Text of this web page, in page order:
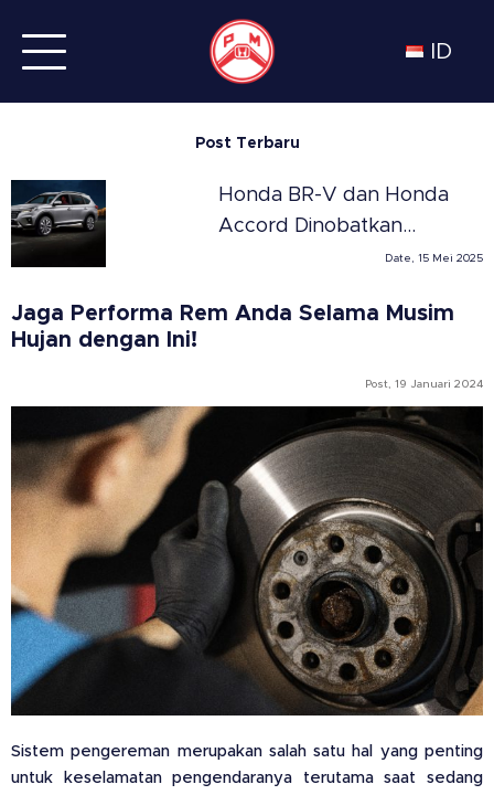
ID
Jaga Performa Rem Anda Selama Musim
Hujan dengan Ini!
Post, 19 Januari 2024
Sistem pengereman merupakan salah satu hal yang penting
untuk keselamatan pengendaranya terutama saat sedang
Post Terbaru
Honda BR-V dan Honda
Accord Dinobatkan
Sebagai SUV dan Sedan
Meksiko versi Automovil
Date, 15 Mei 2025